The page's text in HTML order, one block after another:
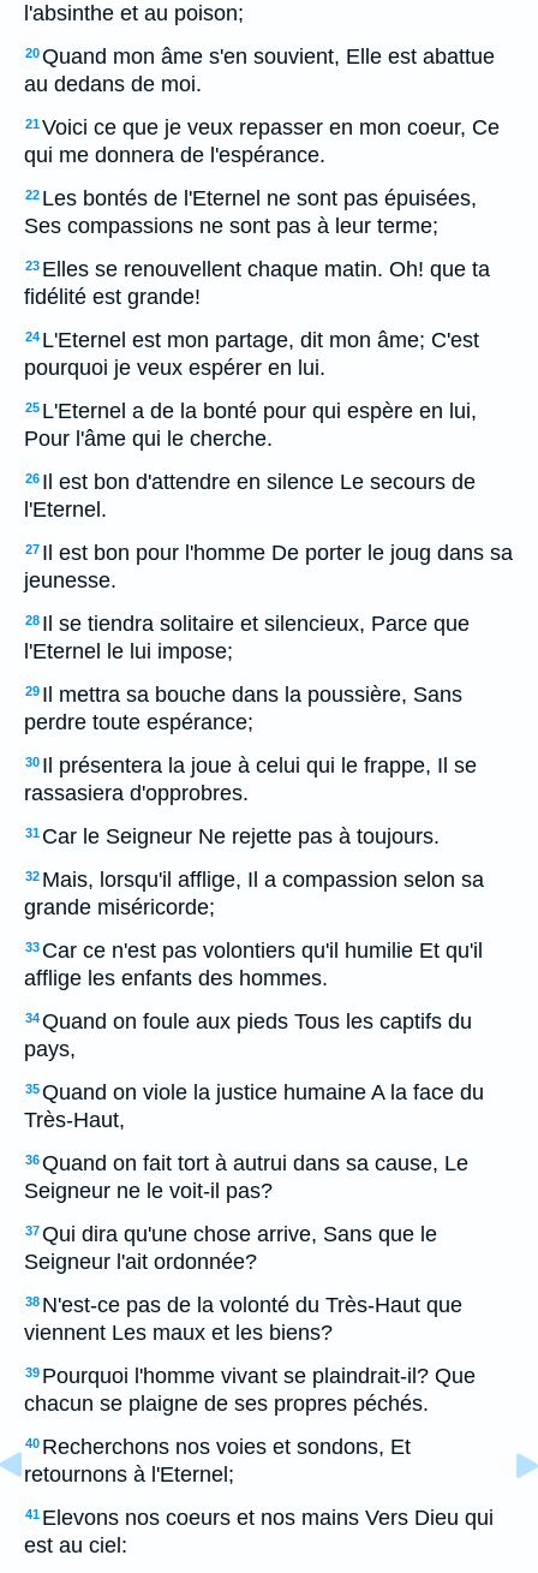
l'absinthe et au poison;
20Quand mon âme s'en souvient, Elle est abattue
au dedans de moi.
21Voici ce que je veux repasser en mon coeur, Ce
qui me donnera de l'espérance.
22 Les bontés de l'Eternel ne sont pas épuisées,
Ses compassions ne sont pas à leur terme;
23 Elles se renouvellent chaque matin. Oh! que ta
fidélité est grande!
24 L'Eternel est mon partage, dit mon âme; C'est
pourquoi je veux espérer en lui.
25 L'Eternel a de la bonté pour qui espère en lui,
Pour l'âme qui le cherche.
26 Il est bon d'attendre en silence Le secours de
l'Eternel.
27 Il est bon pour l'homme De porter le joug dans sa
jeunesse.
28 Il se tiendra solitaire et silencieux, Parce que
l'Eternel le lui impose;
29 Il mettra sa bouche dans la poussière, Sans
perdre toute espérance;
30 Il présentera la joue à celui qui le frappe, Il se
rassasiera d'opprobres.
31 Car le Seigneur Ne rejette pas à toujours.
32 Mais, lorsqu'il afflige, Il a compassion selon sa
grande miséricorde;
33 Car ce n'est pas volontiers qu'il humilie Et qu'il
afflige les enfants des hommes.
34Quand on foule aux pieds Tous les captifs du
pays,
35Quand on viole la justice humaine A la face du
Très-Haut,
36Quand on fait tort à autrui dans sa cause, Le
Seigneur ne le voit-il pas?
37Qui dira qu'une chose arrive, Sans que le
Seigneur l'ait ordonnée?
38 N'est-ce pas de la volonté du Très-Haut que
viennent Les maux et les biens?
39 Pourquoi l'homme vivant se plaindrait-il? Que
chacun se plaigne de ses propres péchés.
40 Recherchons nos voies et sondons, Et
retournons à l'Eternel;
41 Elevons nos coeurs et nos mains Vers Dieu qui
est au ciel: